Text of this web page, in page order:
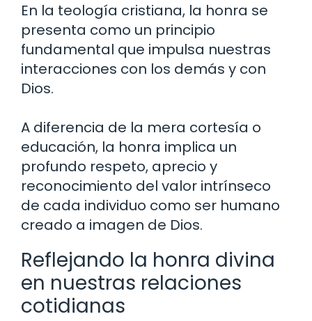
En la teología cristiana, la honra se
presenta como un principio
fundamental que impulsa nuestras
interacciones con los demás y con
Dios.
A diferencia de la mera cortesía o
educación, la honra implica un
profundo respeto, aprecio y
reconocimiento del valor intrínseco
de cada individuo como ser humano
creado a imagen de Dios.
Reflejando la honra divina
en nuestras relaciones
cotidianas